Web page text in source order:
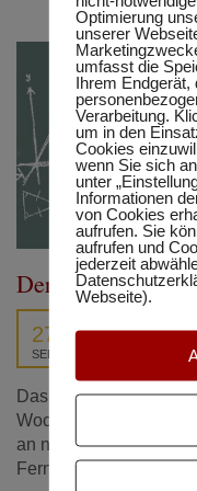
Der Start ins neue
27
SEP.
Das Wintersemester
Wochen alt und wir
an neuen
Fernlehrgängen, freuen.
Optimierung
unserer
umfasst die
Ihrem Endgerät,
Verarbeitung.
um in den
Cookies
wenn Sie sich
unter
Informationen
von Cookies
aufrufen. Sie
aufrufen und
jederzeit
Webseite).